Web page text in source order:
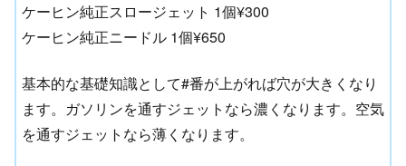
ケーヒン純正スロージェット 1個¥300
ケーヒン純正ニードル 1個¥650
基本的な基礎知識として#番が上がれば穴が大きくなり
ます。ガソリンを通すジェットなら濃くなります。空気
を通すジェットなら薄くなります。